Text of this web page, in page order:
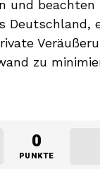
und beachten
Deutschland,
zu
0
PUNKTE